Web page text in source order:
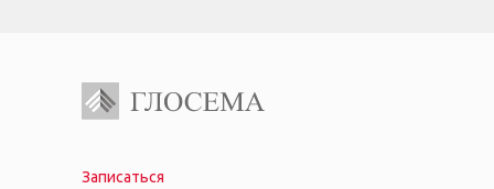
Записаться